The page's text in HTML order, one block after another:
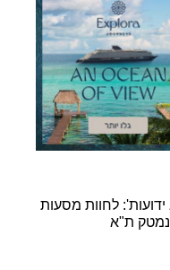
לחוות מסעות
ת"א